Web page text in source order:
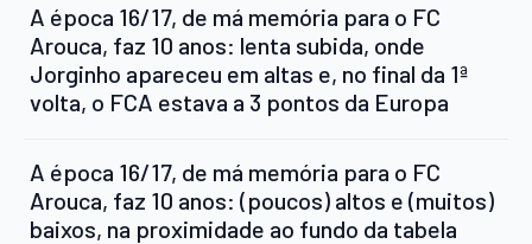
A época 16/17, de má memória para o FC
Arouca, faz 10 anos: lenta subida, onde
Jorginho apareceu em altas e, no final da 1ª
volta, o FCA estava a 3 pontos da Europa
A época 16/17, de má memória para o FC
Arouca, faz 10 anos: (poucos) altos e (muitos)
baixos, na proximidade ao fundo da tabela